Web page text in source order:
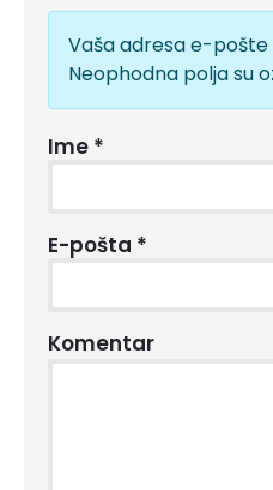
Vaša adresa e-
Neophodna polja su
Ime *
E-pošta *
Komentar